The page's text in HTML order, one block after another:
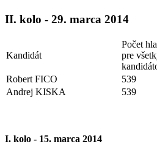
II. kolo - 29. marca 2014
Kandidát
Počet
pre
Robert FICO
539
Andrej KISKA
539
I. kolo - 15. marca 2014